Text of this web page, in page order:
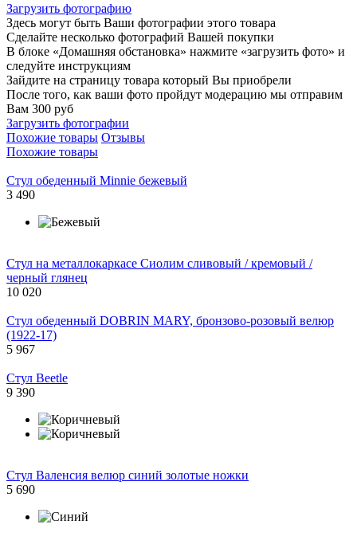
Загрузить фотографию
Здесь могут быть Ваши фотографии этого товара
Сделайте несколько фотографий Вашей покупки
В блоке «Домашняя обстановка» нажмите «загрузить фото» и
следуйте инструкциям
Зайдите на страницу товара который Вы приобрели
После того, как ваши фото пройдут модерацию мы отправим
Вам 300 руб
Загрузить фотографии
Похожие товары Отзывы
Похожие товары
Стул обеденный Minnie бежевый
3 490
Стул на металлокаркасе Сиолим сливовый / кремовый /
черный глянец
10 020
Стул обеденный DOBRIN MARY, бронзово-розовый велюр
(1922-17)
5 967
Стул Beetle
9 390
Стул Валенсия велюр синий золотые ножки
5 690